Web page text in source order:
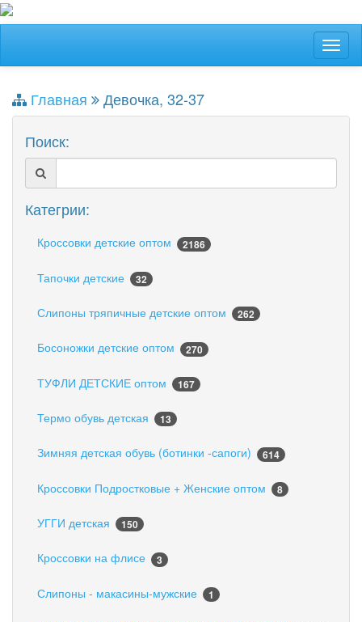
Главная
Девочка, 32-37
Поиск:
Категрии:
Кроссовки детские оптом 2186
Тапочки детские 32
Слипоны тряпичные детские оптом 262
Босоножки детские оптом 270
ТУФЛИ ДЕТСКИЕ оптом 167
Термо обувь детская 13
Зимняя детская обувь (ботинки -сапоги) 614
Кроссовки Подростковые + Женские оптом 8
УГГИ детская 150
Кроссовки на флисе 3
Слипоны - макасины-мужские 1